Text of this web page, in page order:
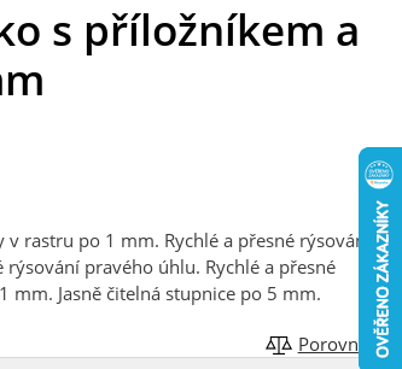
s příložníkem a
po 1 mm. Rychlé a přesné rýsování
pravého úhlu. Rychlé a přesné
mm. Jasně čitelná stupnice po 5 mm.
Porovnat